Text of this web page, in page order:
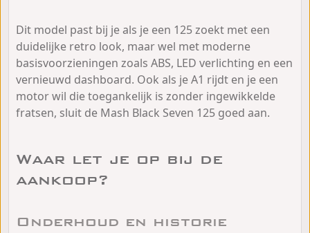
Dit model past bij je als je een 125 zoekt met een
duidelijke retro look, maar wel met moderne
basisvoorzieningen zoals ABS, LED verlichting en een
vernieuwd dashboard. Ook als je A1 rijdt en je een
motor wil die toegankelijk is zonder ingewikkelde
fratsen, sluit de Mash Black Seven 125 goed aan.
Waar let je op bij de
aankoop?
Onderhoud en historie